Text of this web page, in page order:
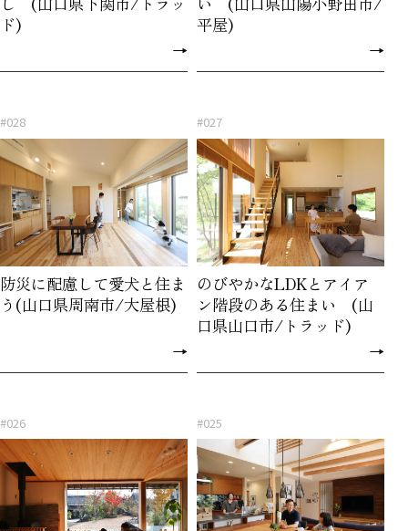
ド)
→
平屋)
→
#028
防災に配慮して愛犬と住ま
う(山口県周南市/大屋根)
→
#027
のびやかなLDKとアイア
ン階段のある住まい (山
口県山口市/トラッド)
→
#026 #025